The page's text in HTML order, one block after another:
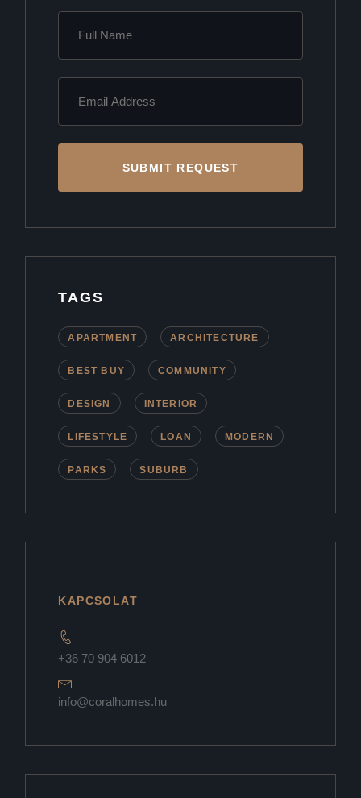
SUBMIT REQUEST
TAGS
APARTMENT ARCHITECTURE
BEST BUY COMMUNITY
DESIGN INTERIOR
LIFESTYLE LOAN MODERN
PARKS SUBURB
KAPCSOLAT
+36 70 904 6012
info@coralhomes.hu